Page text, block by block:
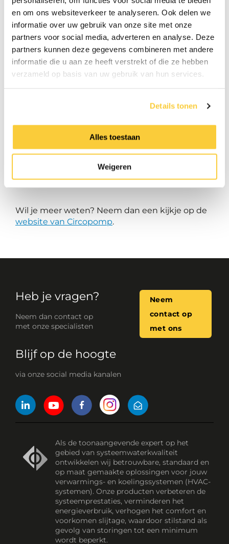
en om ons websiteverkeer te analyseren. Ook delen we
informatie over uw gebruik van onze site met onze
partners voor social media, adverteren en analyse. Deze
partners kunnen deze gegevens combineren met andere
informatie die u aan ze heeft verstrekt of die ze hebben
verzameld op basis van uw gebruik van hun services.
Details tonen
Alles toestaan
Weigeren
(remanufacture).
Circopomp verbindt alle schakels binnen de
HVAC-keten om gezamenlijk impact te creëren,
grondstoffenverbruik te verminderen en het
milieu te ontzien. De (volle) pallets worden in
een sociale werkplaats leeggehaald ende
of verwerking. Deze benadering creëert
daarmee ook nog eens werkgelegenheid voor
mensen met een afstand tot de arbeidsmarkt
Met de inspanning van Circopomp bevorderen
we de circulaire economie en werken we aan
Wil je meer weten? Neem dan een kijkje op de
website van Circopomp.
Heb je vragen?
Neem dan contact op
met onze specialisten
Neem
contact op
met ons
Blijf op de hoogte
via onze social media kanalen
Als de toonaangevende expert op het
gebied van systeemwaterkwaliteit
ontwikkelen wij betrouwbare, standaard en
op maat gemaakte oplossingen voor jouw
verwarmings- en koelingssystemen (HVAC-
systemen). Onze producten verbeteren de
systeemprestaties, verminderen het
energieverbruik, verhogen het comfort en
voorkomen slijtage, waardoor stilstand als
gevolg van storingen tot een minimum
wordt beperkt.